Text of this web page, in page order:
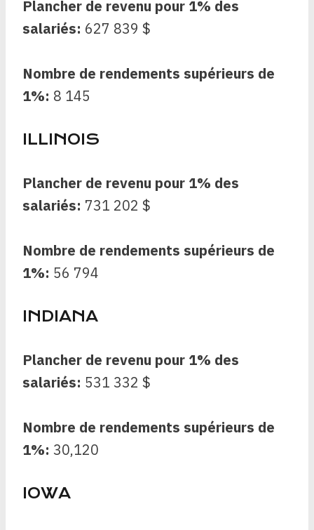
Plancher de revenu pour 1% des
salariés: 627 839 $
Nombre de rendements supérieurs de
1%: 8 145
ILLINOIS
Plancher de revenu pour 1% des
salariés: 731 202 $
Nombre de rendements supérieurs de
1%: 56 794
INDIANA
Plancher de revenu pour 1% des
salariés: 531 332 $
Nombre de rendements supérieurs de
1%: 30,120
IOWA